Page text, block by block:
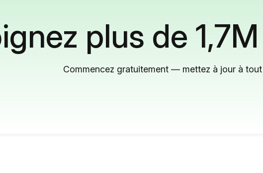
plus de
Commencez gratuitement — mettez à jour à